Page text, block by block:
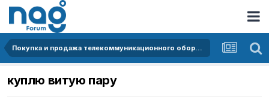
Покупка и продажа телекоммуникационного оборудования
куплю витую пару